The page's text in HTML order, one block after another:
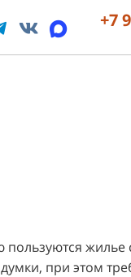
+7
при этом